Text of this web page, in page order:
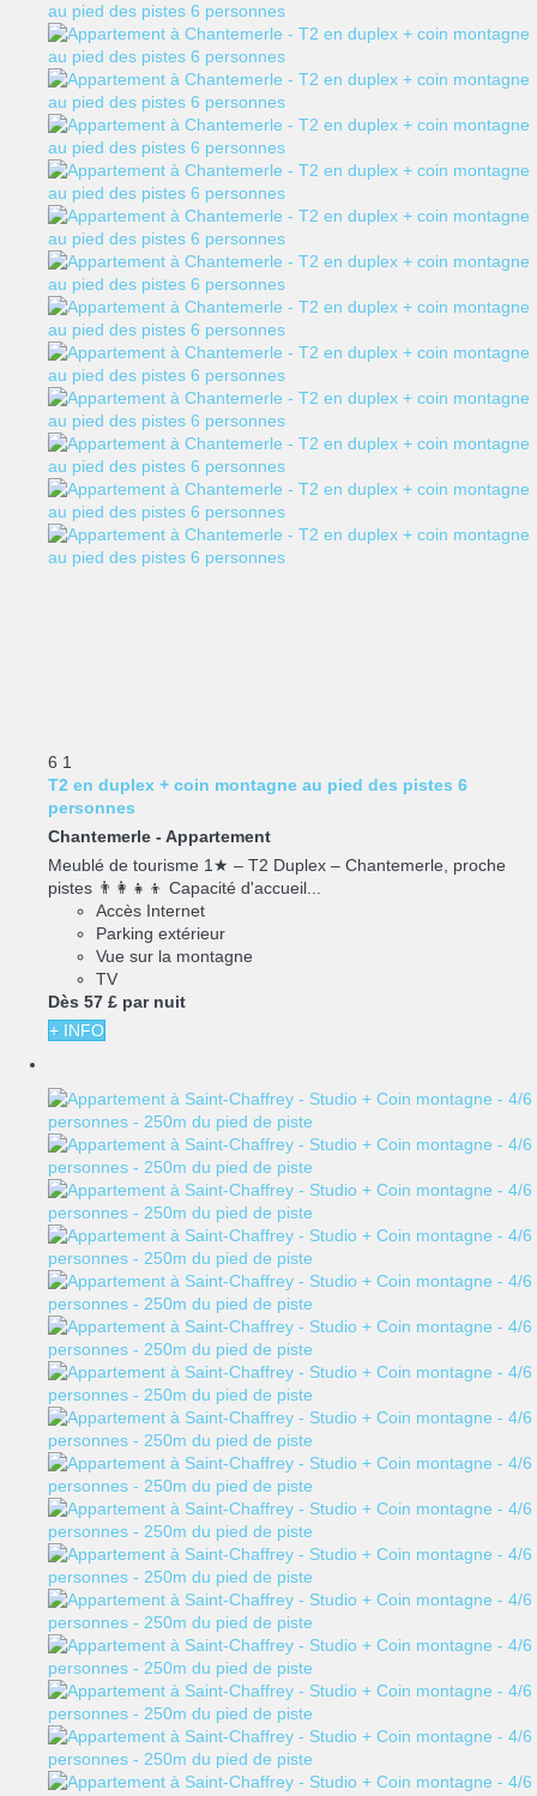
6 1
T2 en duplex + coin montagne au pied des pistes 6
personnes
Chantemerle - Appartement
Meublé de tourisme 1★ – T2 Duplex – Chantemerle, proche
pistes 👨‍👩‍👧‍👦 Capacité d'accueil...
Accès Internet
Parking extérieur
Vue sur la montagne
TV
Dès 57 £ par nuit
+ INFO